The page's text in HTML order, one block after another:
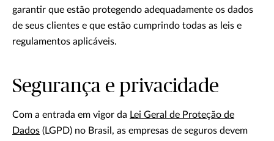
garantir que estão protegendo adequadamente os dados
de seus clientes e que estão cumprindo todas as leis e
regulamentos aplicáveis.
Segurança e privacidade
Com a entrada em vigor da Lei Geral de Proteção de
Dados (LGPD) no Brasil, as empresas de seguros devem